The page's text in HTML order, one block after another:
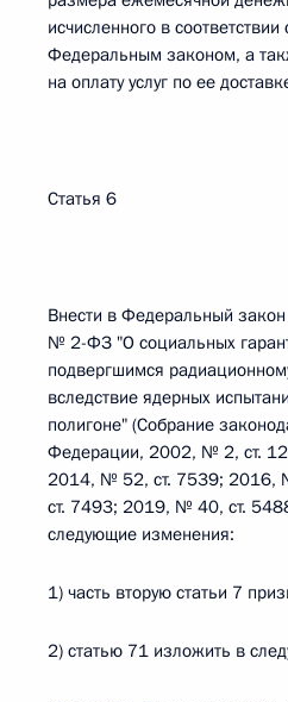
исчисленного в
Федеральным законом, а
на оплату услуг по ее
Статья 6
Внести в Федеральный
№ 2-ФЗ "О социальных
подвергшимся
вследствие ядерных
полигоне" (Собрание
Федерации, 2002, № 2, ст.
2014, № 52, ст. 7539; 2016,
ст. 7493; 2019, № 40, ст.
следующие изменения:
1) часть вторую статьи 7
2) статью 71 изложить в